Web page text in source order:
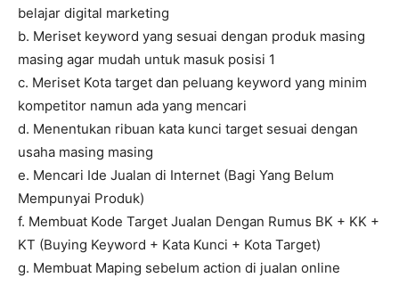
belajar digital marketing
b. Meriset keyword yang sesuai dengan produk masing
masing agar mudah untuk masuk posisi 1
c. Meriset Kota target dan peluang keyword yang minim
kompetitor namun ada yang mencari
d. Menentukan ribuan kata kunci target sesuai dengan
usaha masing masing
e. Mencari Ide Jualan di Internet (Bagi Yang Belum
Mempunyai Produk)
f. Membuat Kode Target Jualan Dengan Rumus BK + KK +
KT (Buying Keyword + Kata Kunci + Kota Target)
g. Membuat Maping sebelum action di jualan online